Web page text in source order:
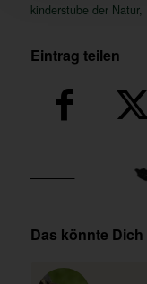
kinderstube der Natur,
Eintrag teilen
Das könnte